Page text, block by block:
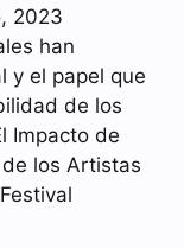
2023
han
y el papel que
de los
Impacto de
los Artistas